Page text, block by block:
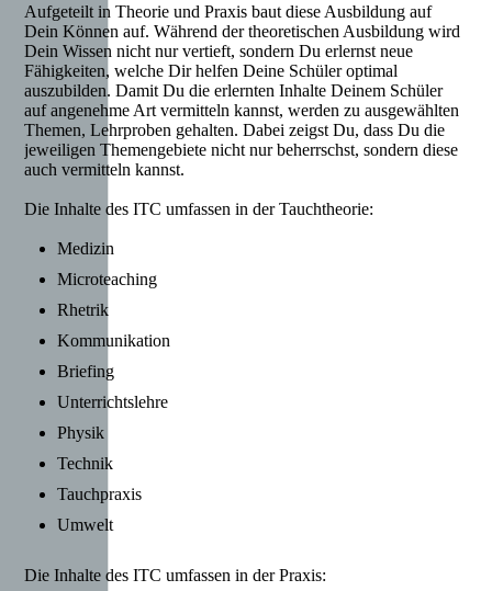
Aufgeteilt in Theorie und Praxis baut diese Ausbildung auf
Dein Können auf. Während der theoretischen Ausbildung wird
Dein Wissen nicht nur vertieft, sondern Du erlernst neue
Fähigkeiten, welche Dir helfen Deine Schüler optimal
auszubilden. Damit Du die erlernten Inhalte Deinem Schüler
auf angenehme Art vermitteln kannst, werden zu ausgewählten
Themen, Lehrproben gehalten. Dabei zeigst Du, dass Du die
jeweiligen Themengebiete nicht nur beherrschst, sondern diese
auch vermitteln kannst.
Die Inhalte des ITC umfassen in der Tauchtheorie:
Medizin
Microteaching
Rhetrik
Kommunikation
Briefing
Unterrichtslehre
Physik
Technik
Tauchpraxis
Umwelt
Die Inhalte des ITC umfassen in der Praxis: